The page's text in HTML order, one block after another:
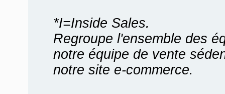
*I=Inside Sales.
Regroupe l'ensemble des
notre équipe de vente
notre site e-commerce.